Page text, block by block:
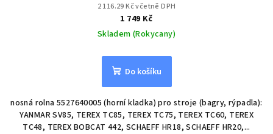
2 116.29 Kč včetně DPH
1 749 Kč
Skladem (Rokycany)
Do košíku
nosná rolna 5527640005 (horní kladka) pro stroje (bagry, rýpadla):
YANMAR SV85, TEREX TC85, TEREX TC75, TEREX TC60, TEREX
TC48, TEREX BOBCAT 442, SCHAEFF HR18, SCHAEFF HR20,...